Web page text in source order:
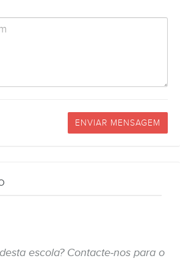
ENVIAR MENSAGEM
escola? Contacte-nos para o